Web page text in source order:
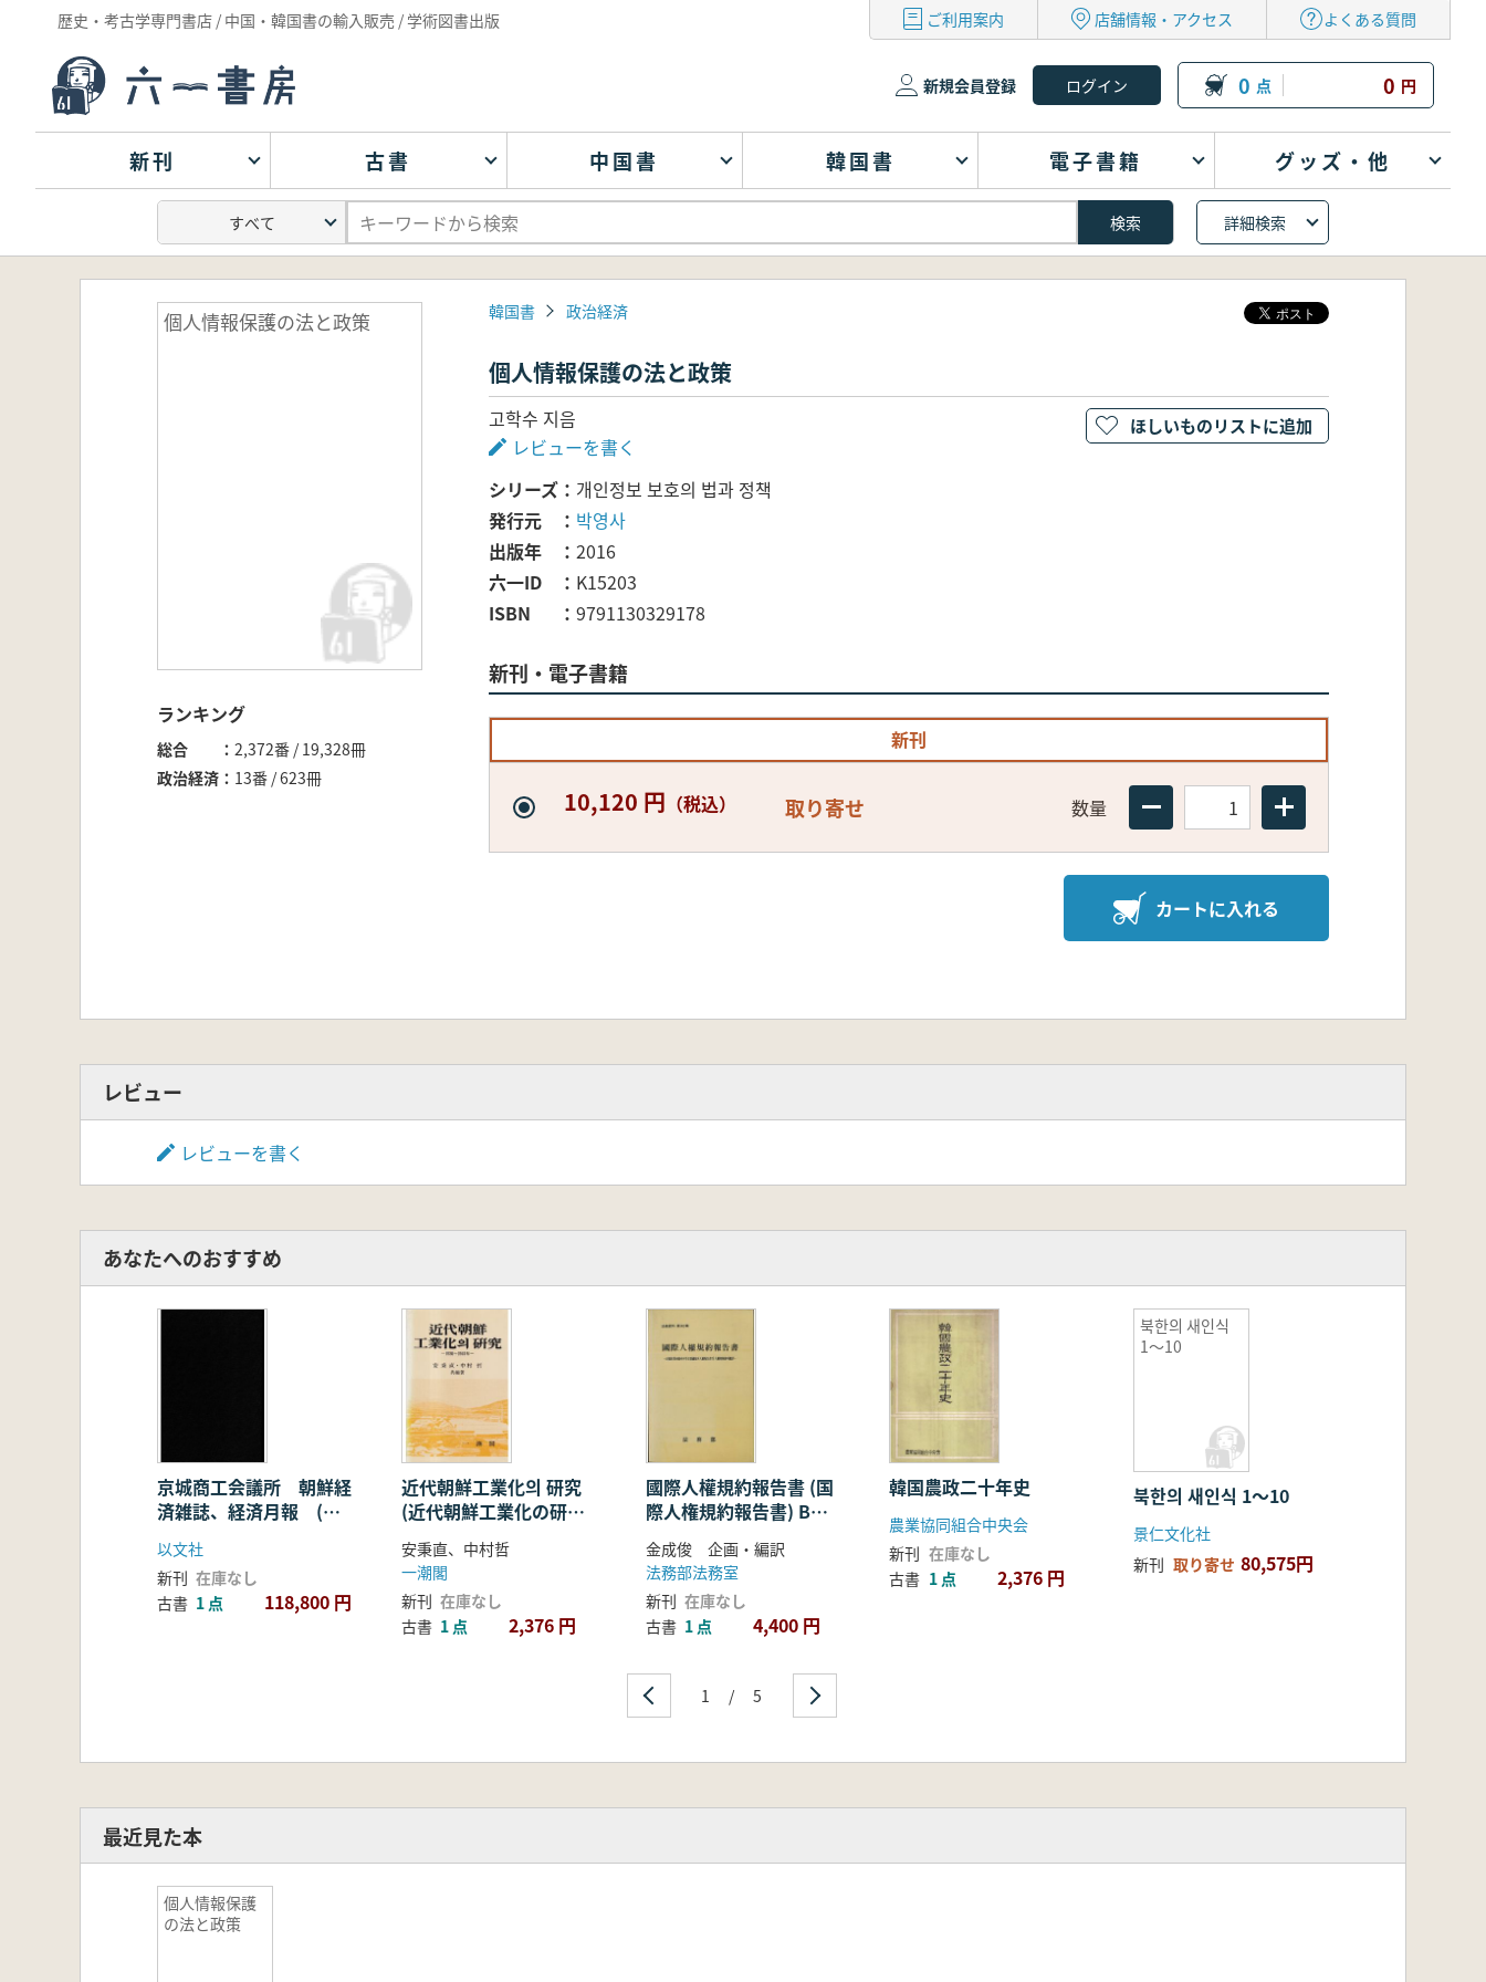
歴史・考古学専門書店 / 中国・韓国書の輸入販売 / 学術図書出版 ご利用案内 店舗情報・アクセス よくある質問
新規会員登録 0 点 0 円
新刊 古書 中国書 韓国書 電子書籍 グッズ・他
詳細検索
個人情報保護の法と政策
ランキング
総合
2,372番 / 19,328冊
政治経済
13番 / 623冊
韓国書 政治経済
個人情報保護の法と政策
고학수 지음
レビューを書く
シリーズ
개인정보 보호의 법과 정책
発行元
박영사
出版年
2016
六一ID
K15203
ISBN
9791130329178
新刊・電子書籍
新刊
10,120 円 （税込） 取り寄せ 数量
カートに入れる
ほしいものリストに追加
レビュー
レビューを書く
あなたへのおすすめ
京城商工会議所 朝鮮経
済雑誌、経済月報 (影
印本) 31冊セット(2冊
欠(1923、1925))
以文社
新刊 在庫なし
古書 1 点 118,800 円
近代朝鮮工業化의 研究
(近代朝鮮工業化の研
究) 1930〜1945年
安秉直、中村哲
一潮閣
新刊 在庫なし
古書 1 点 2,376 円
國際人權規約報告書 (国
際人権規約報告書) B規
約第40条による主要国
家の人権報告書及び人権
理事会の総評
金成俊 企画・編訳
法務部法務室
新刊 在庫なし
古書 1 点 4,400 円
韓国農政二十年史
農業協同組合中央会
新刊 在庫なし
古書 1 点 2,376 円
북한의 새인식
1〜10
북한의 새인식 1〜10
景仁文化社
新刊 取り寄せ 80,575円
1 / 5
最近見た本
個人情報保護
の法と政策